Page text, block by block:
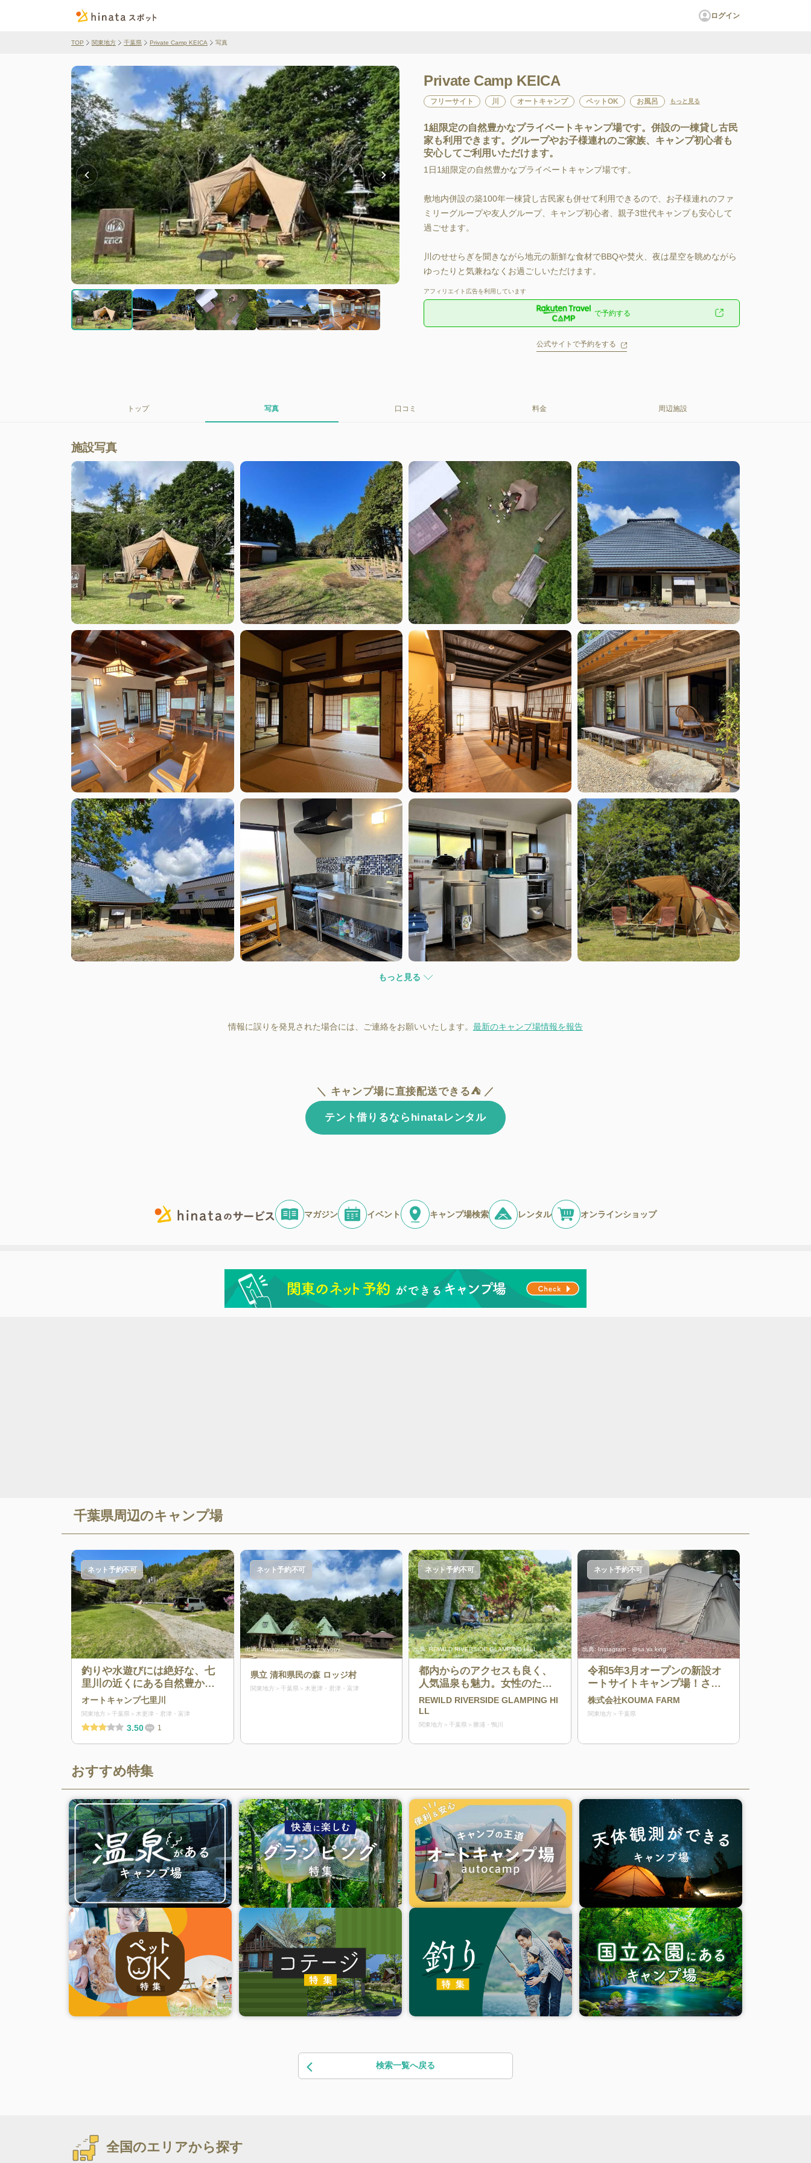
ログイン
TOP 関東地方 千葉県 Private Camp KEICA 写真
Private Camp KEICA
フリーサイト 川 オートキャンプ ペットOK お風呂 もっと見る
1組限定の自然豊かなプライベートキャンプ場です。併設の一棟貸し古民
家も利用できます。グループやお子様連れのご家族、キャンプ初心者も
安心してご利用いただけます。
1日1組限定の自然豊かなプライベートキャンプ場です。
敷地内併設の築100年一棟貸し古民家も併せて利用できるので、お子様連れのファ
ミリーグループや友人グループ、キャンプ初心者、親子3世代キャンプも安心して
過ごせます。
川のせせらぎを聞きながら地元の新鮮な食材でBBQや焚火、夜は星空を眺めながら
ゆったりと気兼ねなくお過ごしいただけます。
アフィリエイト広告を利用しています
で予約する
公式サイトで予約をする
トップ 写真 口コミ 料金 周辺施設
施設写真
もっと見る
情報に誤りを発見された場合には、ご連絡をお願いいたします。 最新のキャンプ場情報を報告
＼ キャンプ場に直接配送できる⛺ ／
テント借りるならhinataレンタル
マガジン イベント キャンプ場検索 レンタル オンラインショップ
千葉県周辺のキャンプ場
ネット予約不可
釣りや水遊びには絶好な、七
里川の近くにある自然豊かな
キャンプ場
オートキャンプ七里川
関東地方 千葉県 木更津・君津・富津
3.50 1
出典:Instagram：@mickey_y.yopy
ネット予約不可
県立 清和県民の森 ロッジ村
関東地方 千葉県 木更津・君津・富津
出典:REWILD RIVERSIDE GLAMPING HILL
ネット予約不可
都内からのアクセスも良く、
人気温泉も魅力。女性のため
のグランピング施設
REWILD RIVERSIDE GLAMPING HI
LL
関東地方 千葉県 勝浦・鴨川
出典:Instagram：@sa.ya.king
ネット予約不可
令和5年3月オープンの新設オ
ートサイトキャンプ場！さら
に４月プレオープンの野営フ
リーサイトキャンプ場！！都
間を過ごせるキャンプ場♪新規
株式会社KOUMA FARM
関東地方 千葉県
おすすめ特集
検索一覧へ戻る
全国のエリアから探す